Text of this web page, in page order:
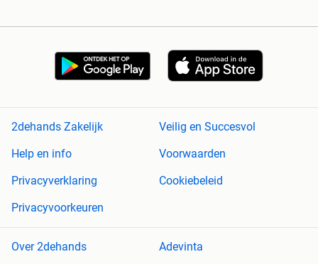
2dehands Zakelijk
Veilig en Succesvol
Help en info
Voorwaarden
Privacyverklaring
Cookiebeleid
Privacyvoorkeuren
Over 2dehands Adevinta